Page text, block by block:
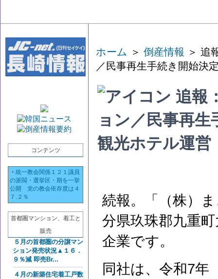
コンテンツ
・ 統一教会関係１２１議員
の派閥・選挙区・期を一挙
公開 党の教会依存度は４
７.２％
首都圏マンション、着工と
販売
５月の首都圏の分譲マン
ション発売状況▲１６．
９％減 即売Br...
４月の新築住宅着工戸数
ホーム ＞ 倒産情報 ＞ 追
／民事再生手続き開始決
追報
ョン／民事再
観光ホテル運営
続報。「（株）
分県玖珠郡九重
企業です。
同社は、令和7年